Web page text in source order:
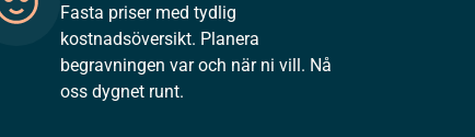
Fasta priser med tydlig
kostnadsöversikt. Planera
begravningen var och när ni vill. Nå
oss dygnet runt.